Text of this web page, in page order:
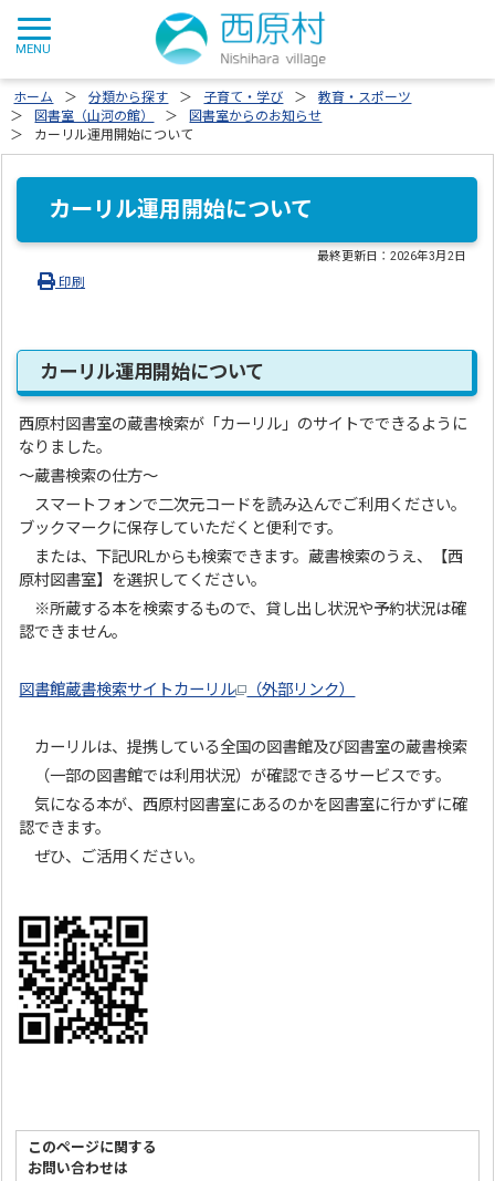
ホーム 分類から探す 子育て・学び
教育・スポーツ
図書室（山河の館）
図書室からのお知らせ
カーリル運用開始について
カーリル運用開始について
最終更新日：2026年3月2日
印刷
カーリル運用開始について
西原村図書室の蔵書検索が「カーリル」のサイトでできるように
なりました。
〜蔵書検索の仕方〜
スマートフォンで二次元コードを読み込んでご利用ください。
ブックマークに保存していただくと便利です。
または、下記URLからも検索できます。蔵書検索のうえ、【西
原村図書室】を選択してください。
※所蔵する本を検索するもので、貸し出し状況や予約状況は確
認できません。
図書館蔵書検索サイトカーリル （外部リンク）
カーリルは、提携している全国の図書館及び図書室の蔵書検索
（一部の図書館では利用状況）が確認できるサービスです。
気になる本が、西原村図書室にあるのかを図書室に行かずに確
認できます。
ぜひ、ご活用ください。
このページに関する
お問い合わせは